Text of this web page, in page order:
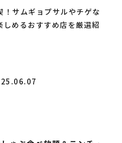
サムギョプサルやチゲな
しめるおすすめ店を厳選紹